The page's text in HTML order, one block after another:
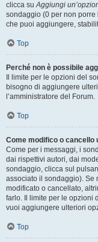
clicca suAggiungi
sondaggio (0 per non porre
che puoi aggiungere,
Top
Perché non è possibile
Il limite per le opzioni del
bisogno di aggiungere
l’amministratore del Forum.
Top
Come modifico o cancello
Come per i messaggi, i
dai rispettivi autori, dai
sondaggio, clicca sul
associato il sondaggio). Se
modificato o cancellato,
farlo. Il limite per le opzioni
vuoi aggiungere ulteriori
Top